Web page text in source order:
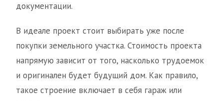
документации.
В идеале проект стоит выбирать уже после
покупки земельного участка. Стоимость проекта
напрямую зависит от того, насколько трудоемок
и оригинален будет будущий дом. Как правило,
такое строение включает в себя гараж или